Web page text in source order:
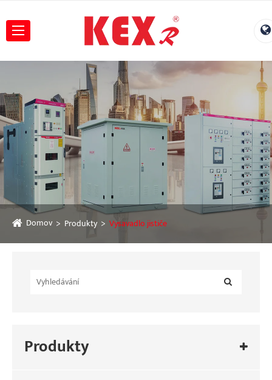
Domov Produkty Vysavadlo jističe
Produkty